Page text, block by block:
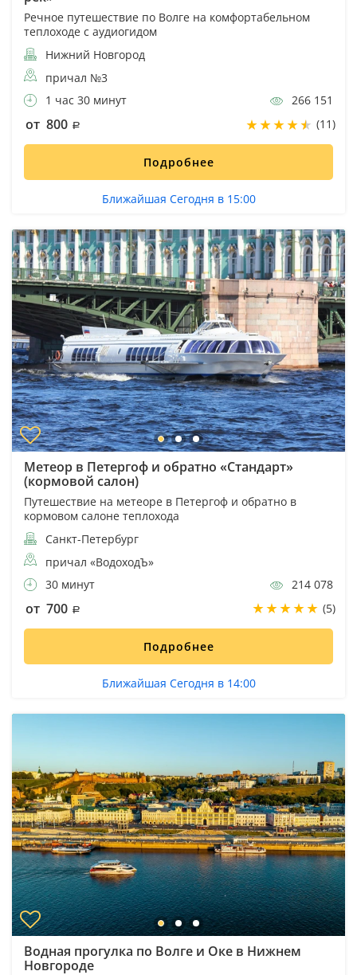
Речное путешествие по Волге на комфортабельном
теплоходе с аудиогидом
Нижний Новгород
причал №3
1 час 30 минут
266 151
от 800 (11)
Подробнее
Ближайшая Сегодня в 15:00
Метеор в Петергоф и обратно «Стандарт»
(кормовой салон)
Путешествие на метеоре в Петергоф и обратно в
кормовом салоне теплохода
Санкт-Петербург
причал «ВодоходЪ»
30 минут
214 078
от 700 (5)
Подробнее
Ближайшая Сегодня в 14:00
Водная прогулка по Волге и Оке в Нижнем
Новгороде